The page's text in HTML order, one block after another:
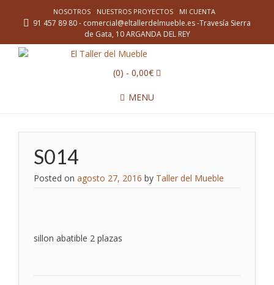
NOSOTROS NUESTROS PROYECTOS MI CUENTA
91 457 89 80 - comercial@eltallerdelmueble.es -Travesía Sierra
de Gata, 10 ARGANDA DEL REY
(0) - 0,00€
MENU
S014
Posted on agosto 27, 2016 by Taller del Mueble
sillon abatible 2 plazas